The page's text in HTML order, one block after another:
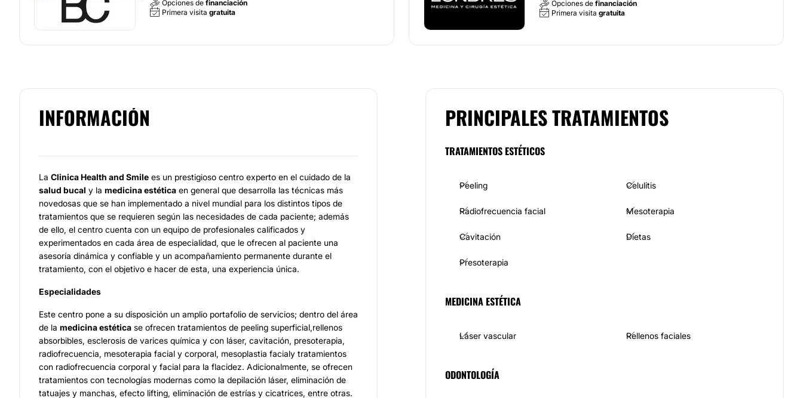
Opciones de financiación
Primera visita gratuita
Opciones de financiación
Primera visita gratuita
INFORMACIÓN
La Clinica Health and Smile es un prestigioso centro experto en el cuidado de la
salud bucal y la medicina estética en general que desarrolla las técnicas más
novedosas que se han implementado a nivel mundial para los distintos tipos de
tratamientos que se requieren según las necesidades de cada paciente; además
de ello, el centro cuenta con un equipo de profesionales calificados y
experimentados en cada área de especialidad, que le ofrecen al paciente una
asesoría dinámica y confiable y un acompañamiento permanente durante el
tratamiento, con el objetivo e hacer de esta, una experiencia única.
Especialidades
Este centro pone a su disposición un amplio portafolio de servicios; dentro del área
de la medicina estética se ofrecen tratamientos de peeling superficial,rellenos
absorbibles, esclerosis de varices química y con láser, cavitación, presoterapia,
radiofrecuencia, mesoterapia facial y corporal, mesoplastia facialy tratamientos
con radiofrecuencia corporal y facial para la flacidez. Adicionalmente, se ofrecen
tratamientos con tecnologías modernas como la depilación láser, eliminación de
tatuajes y manchas, efecto lifting, eliminación de estrías y cicatrices, entre otras.
PRINCIPALES TRATAMIENTOS
TRATAMIENTOS ESTÉTICOS
Peeling Celulitis
Radiofrecuencia facial Mesoterapia
Cavitación Dietas
Presoterapia
MEDICINA ESTÉTICA
Láser vascular Rellenos faciales
ODONTOLOGÍA